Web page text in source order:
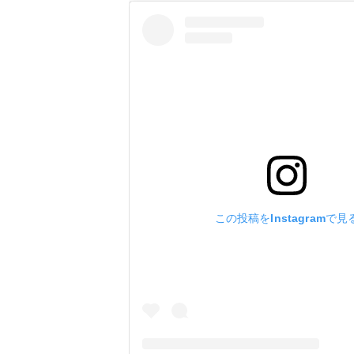
この投稿をInstagramで見